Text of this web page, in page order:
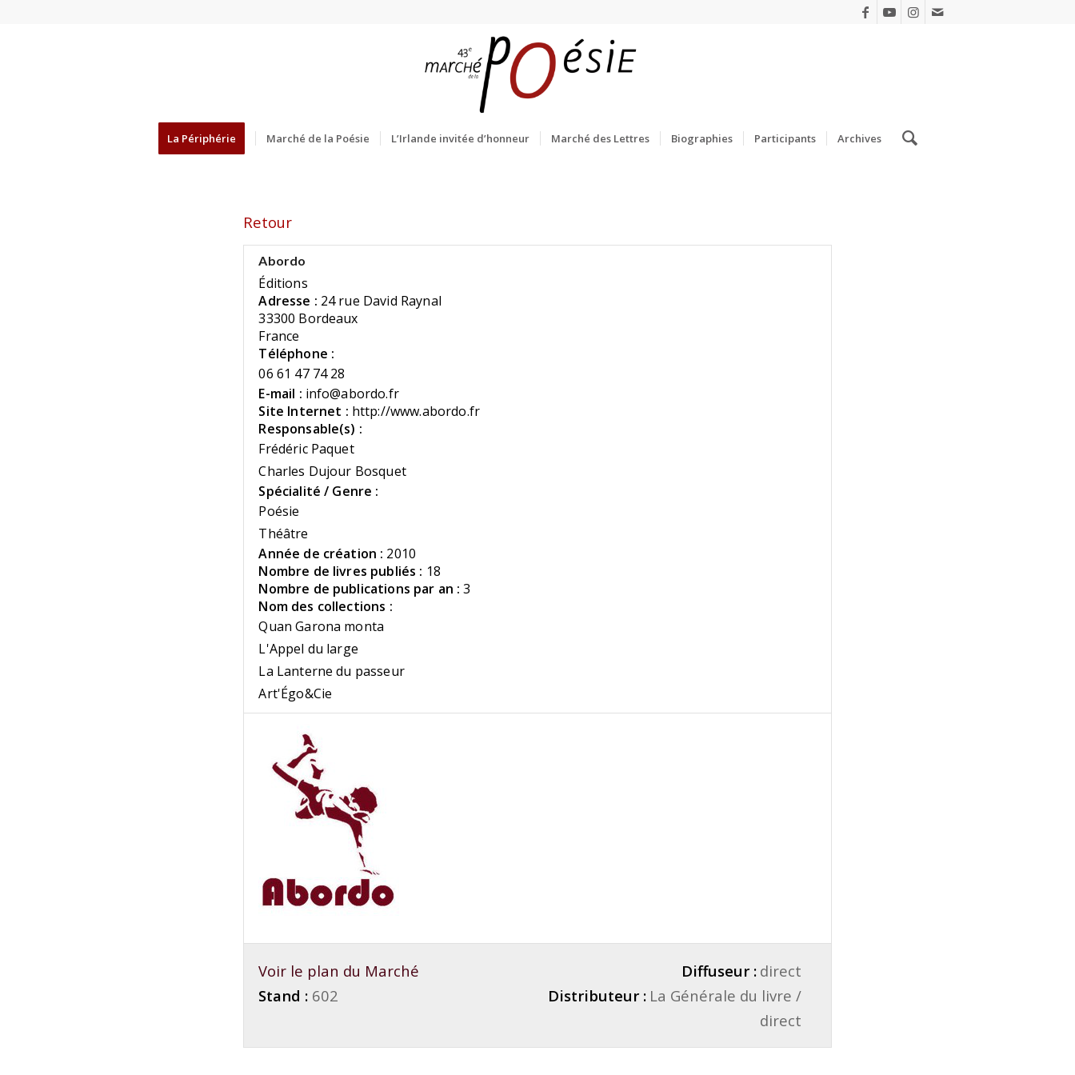
La Périphérie Marché de la Poésie L’Irlande invitée d’honneur Marché des Lettres Biographies Participants Archives
Retour
Abordo
Éditions
Adresse : 24 rue David Raynal
33300 Bordeaux
France
Téléphone :
06 61 47 74 28
E-mail : info@abordo.fr
Site Internet : http://www.abordo.fr
Responsable(s) :
Frédéric Paquet
Charles Dujour Bosquet
Spécialité / Genre :
Poésie
Théâtre
Année de création : 2010
Nombre de livres publiés : 18
Nombre de publications par an : 3
Nom des collections :
Quan Garona monta
L'Appel du large
La Lanterne du passeur
Art'Égo&Cie
Voir le plan du Marché
Stand : 602
Diffuseur : direct
Distributeur : La Générale du livre /
direct